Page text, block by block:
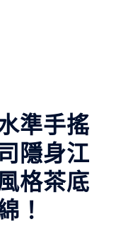
準手搖
隱身江
格茶底
！